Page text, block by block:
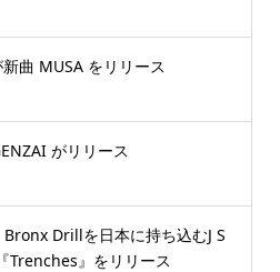
曲 MUSA をリリース
がリリース
Drillを日本に持ち込むJ S
Trenches』をリリース